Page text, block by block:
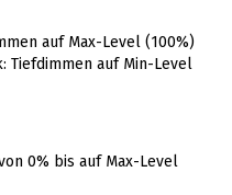
auf Max-Level (100%)
Tiefdimmen auf Min-Level
0% bis auf Max-Level